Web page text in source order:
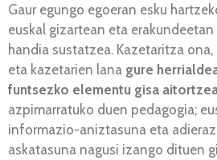
Gaur egungo egoeran esku
euskal gizartean eta
handia sustatzea. Kazetaritza
eta kazetarien lana gure
funtsezko elementu gisa
azpimarratuko duen pedagogia;
informazio-aniztasuna eta
askatasuna nagusi izango dituen